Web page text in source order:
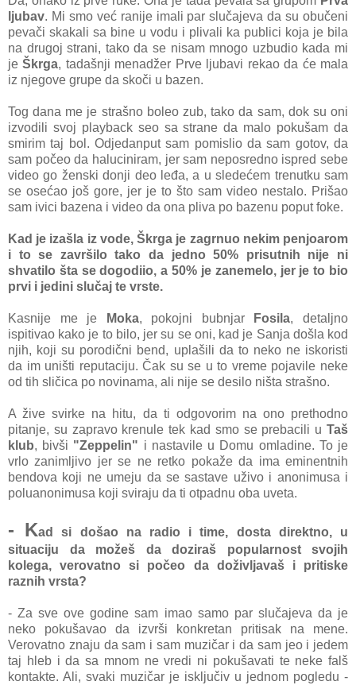
ljubav. Mi smo već ranije imali par slučajeva da su obučeni
pevači skakali sa bine u vodu i plivali ka publici koja je bila
na drugoj strani, tako da se nisam mnogo uzbudio kada mi
jeŠkrga, tadašnji menadžer Prve ljubavi rekao da će mala
iz njegove grupe da skoči u bazen.
Tog dana me je strašno boleo zub, tako da sam, dok su oni
izvodili svoj playback seo sa strane da malo pokušam da
smirim taj bol. Odjedanput sam pomislio da sam gotov, da
sam počeo da haluciniram, jer sam neposredno ispred sebe
video go ženski donji deo leđa, a u sledećem trenutku sam
se osećao još gore, jer je to što sam video nestalo. Prišao
sam ivici bazena i video da ona pliva po bazenu poput foke.
Kad je izašla iz vode, Škrga je zagrnuo nekim penjoarom
i to se završilo tako da jedno 50% prisutnih nije ni
shvatilo šta se dogodiio, a 50% je zanemelo, jer je to bio
prvi i jedini slučaj te vrste.
Kasnije me je Moka, pokojni bubnjar Fosila, detaljno
ispitivao kako je to bilo, jer su se oni, kad je Sanja došla kod
njih, koji su porodični bend, uplašili da to neko ne iskoristi
da im uništi reputaciju. Čak su se u to vreme pojavile neke
od tih sličica po novinama, ali nije se desilo ništa strašno.
A žive svirke na hitu, da ti odgovorim na ono prethodno
pitanje, su zapravo krenule tek kad smo se prebacili u Taš
klub, bivši "Zeppelin" i nastavile u Domu omladine. To je
vrlo zanimljivo jer se ne retko pokaže da ima eminentnih
bendova koji ne umeju da se sastave uživo i anonimusa i
poluanonimusa koji sviraju da ti otpadnu oba uveta.
- Kad si došao na radio i time, dosta direktno, u
situaciju da možeš da doziraš popularnost svojih
kolega, verovatno si počeo da doživljavaš i pritiske
raznih vrsta?
- Za sve ove godine sam imao samo par slučajeva da je
neko pokušavao da izvrši konkretan pritisak na mene.
Verovatno znaju da sam i sam muzičar i da sam jeo i jedem
taj hleb i da sa mnom ne vredi ni pokušavati te neke falš
kontakte. Ali, svaki muzičar je isključiv u jednom pogledu -